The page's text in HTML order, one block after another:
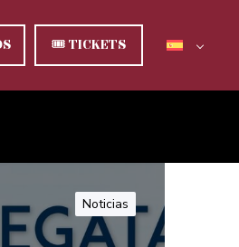
🎟TICKETS
Noticias